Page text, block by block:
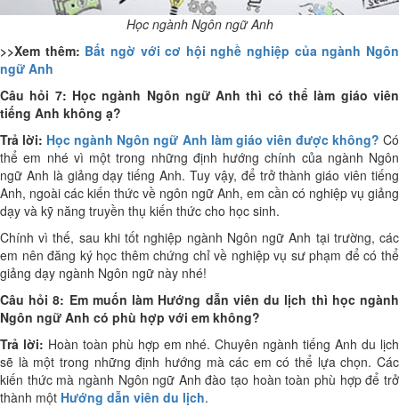
Học ngành Ngôn ngữ Anh
>>Xem thêm: Bất ngờ với cơ hội nghề nghiệp của ngành Ngôn
ngữ Anh
Câu hỏi 7: Học ngành Ngôn ngữ Anh thì có thể làm giáo viên
tiếng Anh không ạ?
Trả lời: Học ngành Ngôn ngữ Anh làm giáo viên được không? Có
thể em nhé vì một trong những định hướng chính của ngành Ngôn
ngữ Anh là giảng dạy tiếng Anh. Tuy vậy, để trở thành giáo viên tiếng
Anh, ngoài các kiến thức về ngôn ngữ Anh, em cần có nghiệp vụ giảng
dạy và kỹ năng truyền thụ kiến thức cho học sinh.
Chính vì thế, sau khi tốt nghiệp ngành Ngôn ngữ Anh tại trường, các
em nên đăng ký học thêm chứng chỉ về nghiệp vụ sư phạm để có thể
giảng dạy ngành Ngôn ngữ này nhé!
Câu hỏi 8: Em muốn làm Hướng dẫn viên du lịch thì học ngành
Ngôn ngữ Anh có phù hợp với em không?
Trả lời: Hoàn toàn phù hợp em nhé. Chuyên ngành tiếng Anh du lịch
sẽ là một trong những định hướng mà các em có thể lựa chọn. Các
kiến thức mà ngành Ngôn ngữ Anh đào tạo hoàn toàn phù hợp để trở
thành một Hướng dẫn viên du lịch.